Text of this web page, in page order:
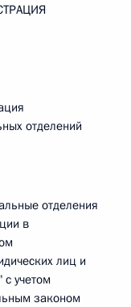
отделений
отделения
в
лиц и
учетом
законом